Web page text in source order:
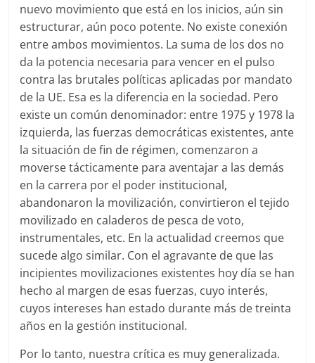
nuevo movimiento que está en los inicios, aún sin
estructurar, aún poco potente. No existe conexión
entre ambos movimientos. La suma de los dos no
da la potencia necesaria para vencer en el pulso
contra las brutales políticas aplicadas por mandato
de la UE. Esa es la diferencia en la sociedad. Pero
existe un común denominador: entre 1975 y 1978 la
izquierda, las fuerzas democráticas existentes, ante
la situación de fin de régimen, comenzaron a
moverse tácticamente para aventajar a las demás
en la carrera por el poder institucional,
abandonaron la movilización, convirtieron el tejido
movilizado en caladeros de pesca de voto,
instrumentales, etc. En la actualidad creemos que
sucede algo similar. Con el agravante de que las
incipientes movilizaciones existentes hoy día se han
hecho al margen de esas fuerzas, cuyo interés,
cuyos intereses han estado durante más de treinta
años en la gestión institucional.
Por lo tanto, nuestra crítica es muy generalizada.